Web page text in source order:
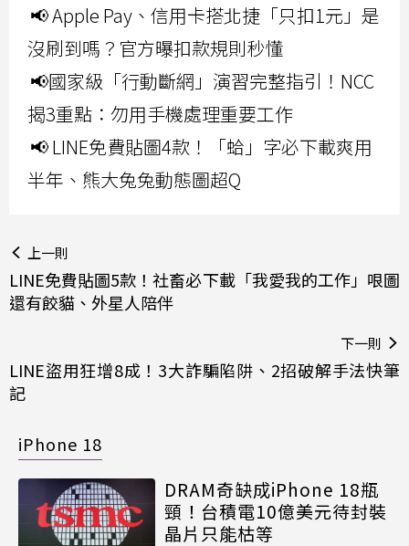
📢 Apple Pay、信用卡搭北捷「只扣1元」是
沒刷到嗎？官方曝扣款規則秒懂
📢國家級「行動斷網」演習完整指引！NCC
揭3重點：勿用手機處理重要工作
📢 LINE免費貼圖4款！「蛤」字必下載爽用
半年、熊大兔兔動態圖超Q
上一則
LINE免費貼圖5款！社畜必下載「我愛我的工作」哏圖
還有餃貓、外星人陪伴
下一則
LINE盜用狂增8成！3大詐騙陷阱、2招破解手法快筆
記
iPhone 18
DRAM奇缺成iPhone 18瓶
頸！台積電10億美元待封裝
晶片只能枯等